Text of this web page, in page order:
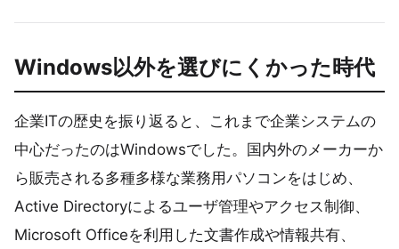
Windows以外を選びにくかった時代
企業ITの歴史を振り返ると、これまで企業システムの
中心だったのはWindowsでした。国内外のメーカーか
ら販売される多種多様な業務用パソコンをはじめ、
Active Directoryによるユーザ管理やアクセス制御、
Microsoft Officeを利用した文書作成や情報共有、